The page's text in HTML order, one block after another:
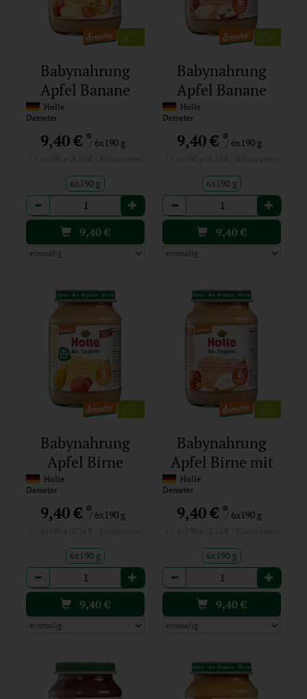
Babynahrung
Apfel Banane
Aprikose
Holle
Demeter
9,40 €*/ 6x190 g
6x190 g
Anzahl
9,40€
Babynahrung
Apfel Banane
Dinkel
Holle
Demeter
9,40 €*/ 6x190 g
6x190 g
Anzahl
9,40€
Babynahrung
Apfel Birne
Holle
Demeter
9,40 €*/ 6x190 g
6x190 g
Anzahl
9,40€
Babynahrung
Apfel Birne mit
Holle
Demeter
9,40 €*/ 6x190 g
6x190 g
Anzahl
9,40€